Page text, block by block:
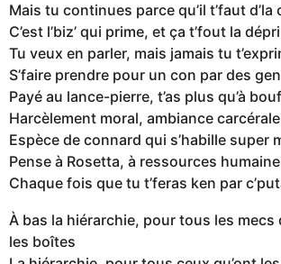
Mais tu continues parce qu’il t’faut d’la
C’est l’biz’ qui prime, et ça t’fout la
Tu veux en parler, mais jamais tu
S’faire prendre pour un con par des
Payé au lance-pierre, t’as plus qu’à
Harcèlement moral, ambiance carcérale
Espèce de connard qui s’habille super
Pense à Rosetta, à ressources
Chaque fois que tu t’feras ken par
À bas la hiérarchie, pour tous les mecs
les boîtes